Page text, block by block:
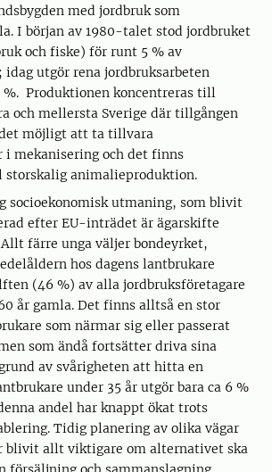
med jordbruk som
I början av 1980-talet stod jordbruket
och fiske) för runt 5 % av
idag utgör rena jordbruksarbeten
%. Produktionen koncentreras till
och mellersta Sverige där tillgången
möjligt att ta tillvara
mekanisering och det finns
animalieproduktion.
socioekonomisk utmaning, som blivit
efter EU-inträdet är ägarskifte
färre unga väljer bondeyrket,
hos dagens lantbrukare
(46 %) av alla jordbruksföretagare
år gamla. Det finns alltså en stor
som närmar sig eller passerat
som ändå fortsätter driva sina
av svårigheten att hitta en
under 35 år utgör bara ca 6 %
andel har knappt ökat trots
Tidig planering av olika vägar
blivit allt viktigare om alternativet ska